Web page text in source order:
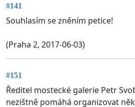
#141
Souhlasím se zněním petice!
(Praha 2, 2017-06-03)
#151
Ředitel mostecké galerie Petr
nezištně pomáhá organizovat